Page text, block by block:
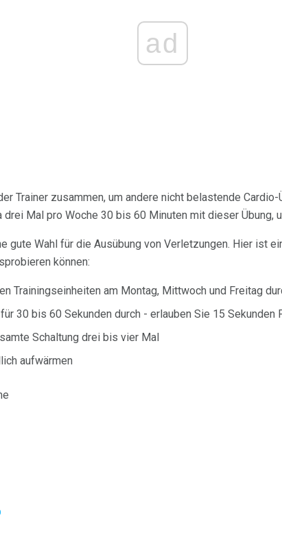
ad
Trainer zusammen, um andere nicht belastende Cardio-
drei Mal pro Woche 30 bis 60 Minuten mit dieser Übung,
gute Wahl für die Ausübung von Verletzungen. Hier ist
können:
Trainingseinheiten am Montag, Mittwoch und Freitag
für 30 bis 60 Sekunden durch - erlauben Sie 15
Schaltung drei bis vier Mal
aufwärmen